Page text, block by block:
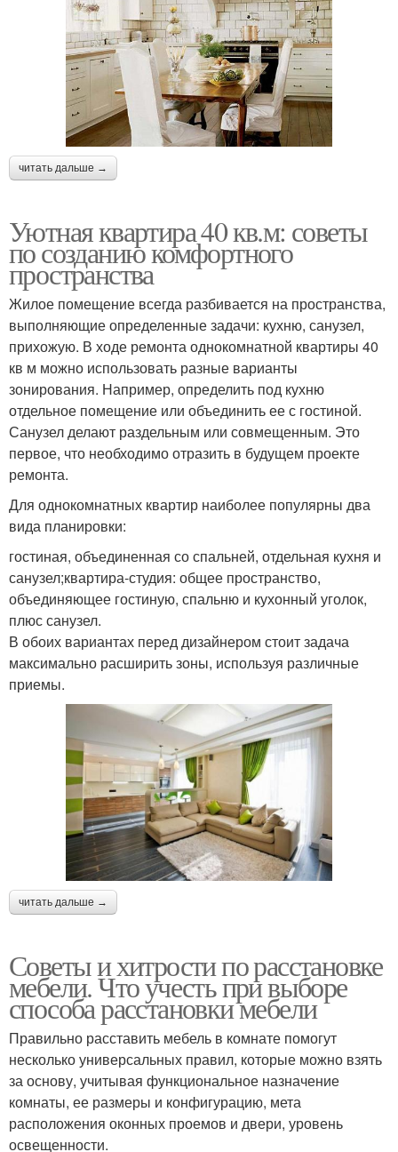
читать дальше →
Уютная квартира 40 кв.м: советы
по созданию комфортного
пространства
Жилое помещение всегда разбивается на пространства,
выполняющие определенные задачи: кухню, санузел,
прихожую. В ходе ремонта однокомнатной квартиры 40
кв м можно использовать разные варианты
зонирования. Например, определить под кухню
отдельное помещение или объединить ее с гостиной.
Санузел делают раздельным или совмещенным. Это
первое, что необходимо отразить в будущем проекте
ремонта.
Для однокомнатных квартир наиболее популярны два
вида планировки:
гостиная, объединенная со спальней, отдельная кухня и
санузел;квартира-студия: общее пространство,
объединяющее гостиную, спальню и кухонный уголок,
плюс санузел.
В обоих вариантах перед дизайнером стоит задача
максимально расширить зоны, используя различные
приемы.
читать дальше →
Советы и хитрости по расстановке
мебели. Что учесть при выборе
способа расстановки мебели
Правильно расставить мебель в комнате помогут
несколько универсальных правил, которые можно взять
за основу, учитывая функциональное назначение
комнаты, ее размеры и конфигурацию, мета
расположения оконных проемов и двери, уровень
освещенности.